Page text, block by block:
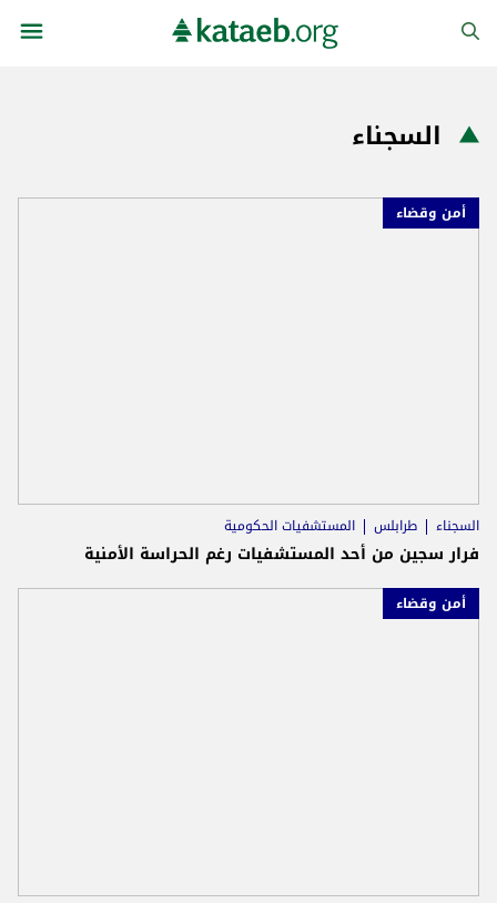
السجناء
أمن وقضاء
السجناء طرابلس المستشفيات الحكومية
فرار سجين من أحد المستشفيات رغم الحراسة الأمنية
أمن وقضاء